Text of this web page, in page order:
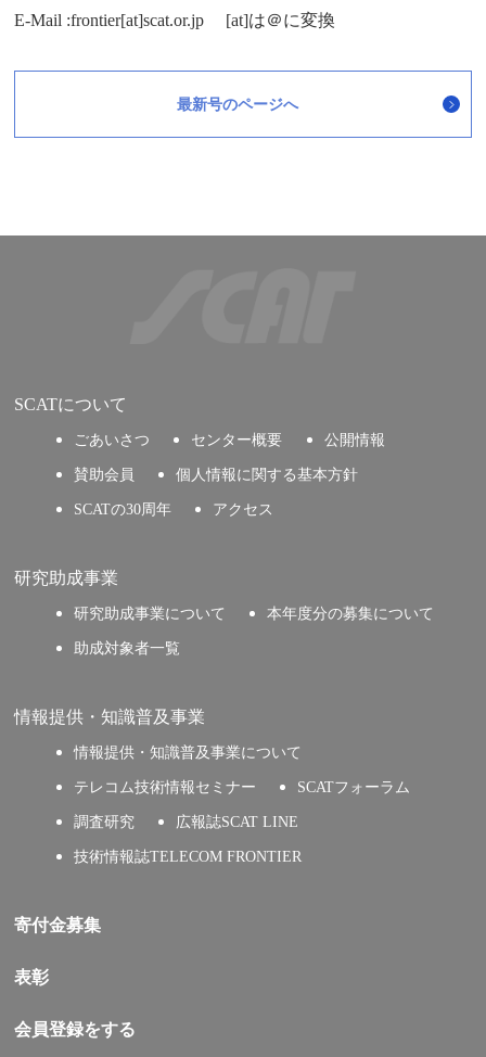
E-Mail :frontier[at]scat.or.jp [at]は＠に変換
最新号のページへ
SCATについて
ごあいさつ センター概要
公開情報
賛助会員
個人情報に関する基本方針
SCATの30周年
アクセス
研究助成事業
研究助成事業について
本年度分の募集について
助成対象者一覧
情報提供・知識普及事業
情報提供・知識普及事業について
テレコム技術情報セミナー
SCATフォーラム
調査研究
広報誌SCAT LINE
技術情報誌TELECOM FRONTIER
寄付金募集
表彰
会員登録をする